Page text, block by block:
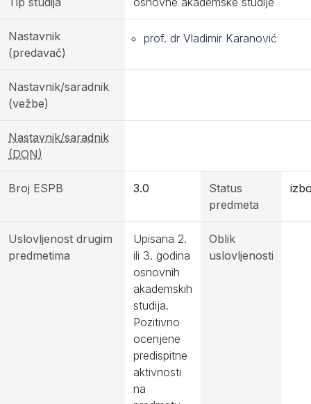
Nastavnik
(predavač)
prof. dr Vladimir Karanović
Nastavnik/saradnik
(vežbe)
Nastavnik/saradnik
(DON)
Broj ESPB 3.0
Status
predmeta
Uslovljenost drugim
predmetima
Upisana 2.
ili 3. godina
osnovnih
akademskih
studija.
Pozitivno
ocenjene
predispitne
aktivnosti
na
Oblik
uslovljenosti